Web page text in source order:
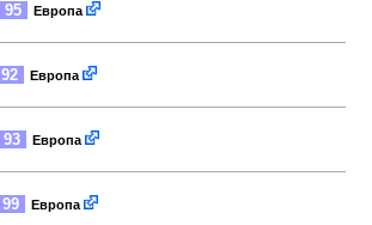
95 Европа
92 Европа
93 Европа
99 Европа